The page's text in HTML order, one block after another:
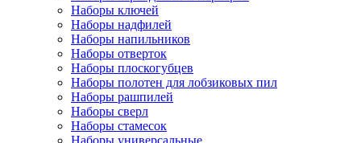
Наборы ключей
Наборы надфилей
Наборы напильников
Наборы отверток
Наборы плоскогубцев
Наборы полотен для лобзиковых пил
Наборы рашпилей
Наборы сверл
Наборы стамесок
Наборы универсальные